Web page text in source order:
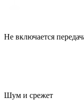
Не включается
Шум и срежет